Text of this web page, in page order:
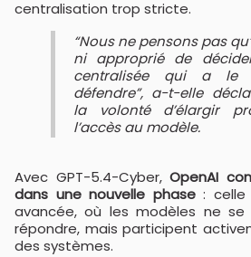
centralisation trop stricte.
“Nous ne pensons pas
ni approprié de
centralisée qui a
défendre”, a-t-elle
la volonté d’élargir
l’accès au modèle.
Avec GPT-5.4-Cyber,OpenAI
dans une nouvelle phase : celle
avancée, où les modèles ne
répondre, mais participent
des systèmes.